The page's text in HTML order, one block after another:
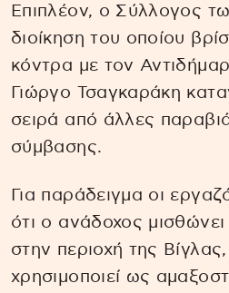
Επιπλέον, ο Σύλλογος
διοίκηση του οποίου
κόντρα με τον
Γιώργο Τσαγκαράκη
σειρά από άλλες
σύμβασης.
Για παράδειγμα οι
ότι ο ανάδοχος μισθώνει
στην περιοχή της
χρησιμοποιεί ως